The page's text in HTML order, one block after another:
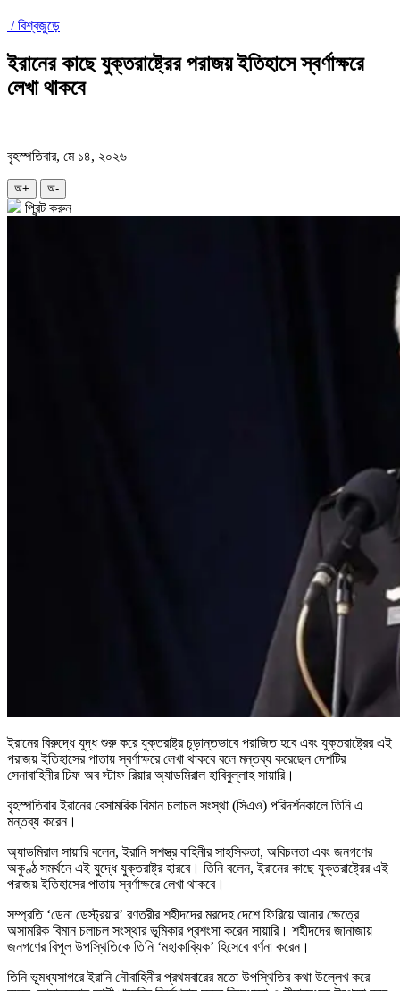
/বিশ্বজুড়ে
ইরানের কাছে যুক্তরাষ্ট্রের পরাজয় ইতিহাসে স্বর্ণাক্ষরে
লেখা থাকবে
বৃহস্পতিবার, মে ১৪, ২০২৬
অ+ অ-
প্রিন্ট করুন
ইরানের বিরুদ্ধে যুদ্ধ শুরু করে যুক্তরাষ্ট্র চূড়ান্তভাবে পরাজিত হবে এবং যুক্তরাষ্ট্রের এই
পরাজয় ইতিহাসের পাতায় স্বর্ণাক্ষরে লেখা থাকবে বলে মন্তব্য করেছেন দেশটির
সেনাবাহিনীর চিফ অব স্টাফ রিয়ার অ্যাডমিরাল হাবিবুল্লাহ সায়ারি।
বৃহস্পতিবার ইরানের বেসামরিক বিমান চলাচল সংস্থা (সিএও) পরিদর্শনকালে তিনি এ
মন্তব্য করেন।
অ্যাডমিরাল সায়ারি বলেন, ইরানি সশস্ত্র বাহিনীর সাহসিকতা, অবিচলতা এবং জনগণের
অকুণ্ঠ সমর্থনে এই যুদ্ধে যুক্তরাষ্ট্র হারবে। তিনি বলেন, ইরানের কাছে যুক্তরাষ্ট্রের এই
পরাজয় ইতিহাসের পাতায় স্বর্ণাক্ষরে লেখা থাকবে।
সম্প্রতি ‘ডেনা ডেস্ট্রয়ার’ রণতরীর শহীদদের মরদেহ দেশে ফিরিয়ে আনার ক্ষেত্রে
অসামরিক বিমান চলাচল সংস্থার ভূমিকার প্রশংসা করেন সায়ারি। শহীদদের জানাজায়
জনগণের বিপুল উপস্থিতিকে তিনি ‘মহাকাব্যিক’ হিসেবে বর্ণনা করেন।
তিনি ভূমধ্যসাগরে ইরানি নৌবাহিনীর প্রথমবারের মতো উপস্থিতির কথা উল্লেখ করে